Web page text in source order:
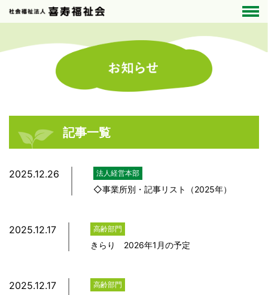
記事一覧
2025.12.26 法人経営本部
◇事業所別・記事リスト（2025年）
2025.12.17 高齢部門
きらり 2026年1月の予定
2025.12.17 高齢部門